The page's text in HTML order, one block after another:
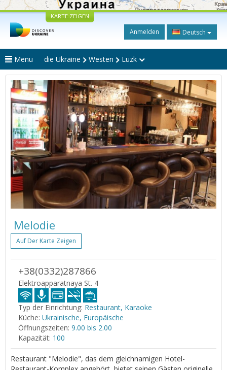
KARTE ZEIGEN
Anmelden Deutsch
Menu die Ukraine Westen Luzk
Melodie
Auf Der Karte Zeigen
+38(0332)287866
Elektroapparatnaya St. 4
Typ der Einrichtung: Restaurant, Karaoke
Küche: Ukrainische, Europäische
Öffnungszeiten: 9.00 bis 2.00
Kapazität: 100
Restaurant "Melodie", das dem gleichnamigen Hotel-